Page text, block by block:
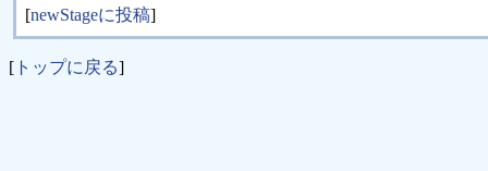
[newStageに投稿]
[ トップに戻る]